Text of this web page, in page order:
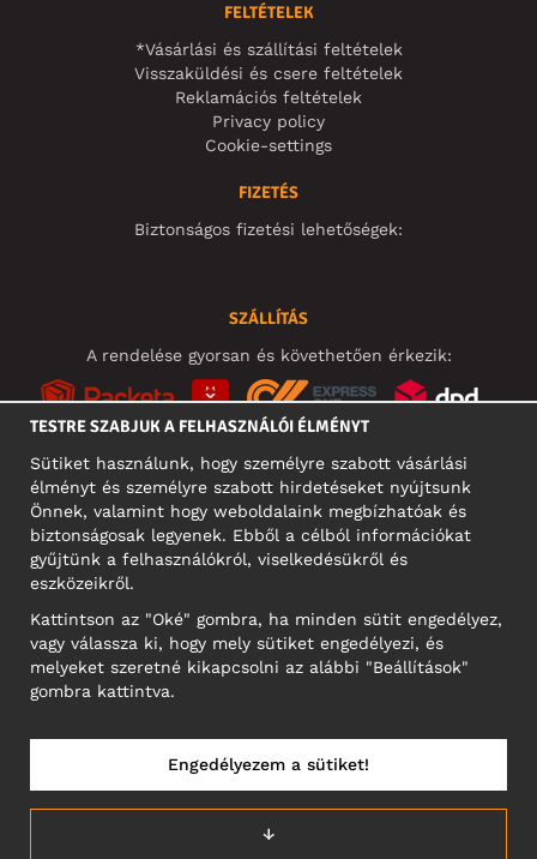
FELTÉTELEK
*Vásárlási és szállítási feltételek
Visszaküldési és csere feltételek
Reklamációs feltételek
Privacy policy
Cookie-settings
FIZETÉS
Biztonságos fizetési lehetőségek:
SZÁLLÍTÁS
A rendelése gyorsan és követhetően érkezik:
KÖZÖSSÉGI MÉDIA
Motley Denim Europe OÜ
Narva mnt 5, EE-10117 Tallinn
Reg: 12356245
MAGYARORSZÁG/MAGYAR
TESTRE SZABJUK A FELHASZNÁLÓI ÉLMÉNYT
Sütiket használunk, hogy személyre szabott vásárlási
élményt és személyre szabott hirdetéseket nyújtsunk
Önnek, valamint hogy weboldalaink megbízhatóak és
biztonságosak legyenek. Ebből a célból információkat
gyűjtünk a felhasználókról, viselkedésükről és
eszközeikről.
Kattintson az "Oké" gombra, ha minden sütit engedélyez,
vagy válassza ki, hogy mely sütiket engedélyezi, és
melyeket szeretné kikapcsolni az alábbi "Beállítások"
gombra kattintva.
↓
Engedélyezem a sütiket!